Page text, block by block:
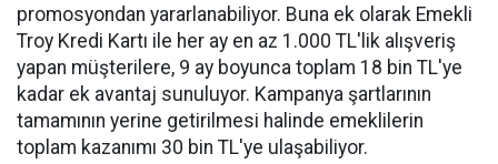
promosyondan yararlanabiliyor. Buna ek olarak Emekli
Troy Kredi Kartı ile her ay en az 1.000 TL'lik alışveriş
yapan müşterilere, 9 ay boyunca toplam 18 bin TL'ye
kadar ek avantaj sunuluyor. Kampanya şartlarının
tamamının yerine getirilmesi halinde emeklilerin
toplam kazanımı 30 bin TL'ye ulaşabiliyor.